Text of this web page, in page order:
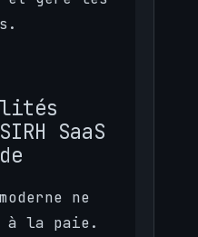
SaaS
ne
à la paie.